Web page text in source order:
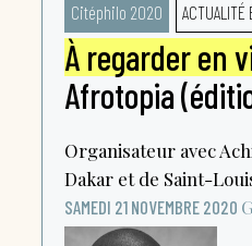
Citéphilo 2020 ACTUALITÉ
À regarder en
Afrotopia
Organisateur avec
Dakar et de Saint-
SAMEDI 21 NOVEMBRE 2020